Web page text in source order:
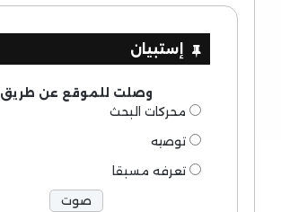
إستبيان
وصلت للموقع عن طريق
محركات البحث
توصيه
تعرفه مسبقا